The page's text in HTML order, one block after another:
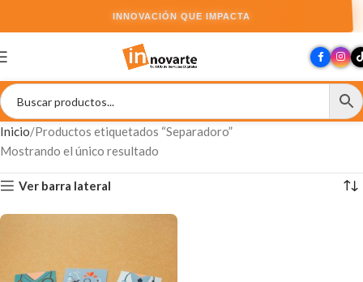
INNOVACIÓN QUE IMPACTA
Inicio Productos etiquetados “Separadoro”
Mostrando el único resultado
Ver barra lateral